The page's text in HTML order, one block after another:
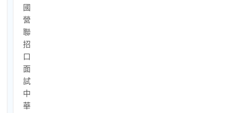
國
營
聯
招
口
面
試/
中
華